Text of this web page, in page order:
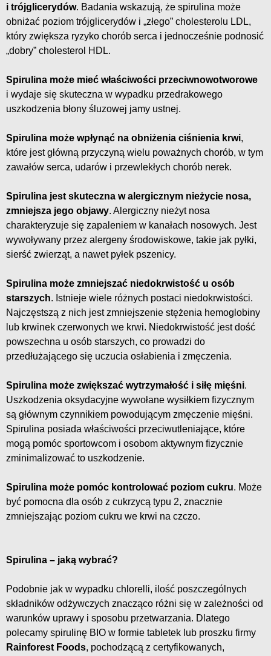
i trójglicerydów. Badania wskazują, że spirulina może
obniżać poziom trójglicerydów i „złego” cholesterolu LDL,
który zwiększa ryzyko chorób serca i jednocześnie podnosić
„dobry” cholesterol HDL.
Spirulina może mieć właściwości przeciwnowotworowe
i wydaje się skuteczna w wypadku przedrakowego
uszkodzenia błony śluzowej jamy ustnej.
Spirulina może wpłynąć na obniżenia ciśnienia krwi,
które jest główną przyczyną wielu poważnych chorób, w tym
zawałów serca, udarów i przewlekłych chorób nerek.
Spirulina jest skuteczna w alergicznym nieżycie nosa,
zmniejsza jego objawy. Alergiczny nieżyt nosa
charakteryzuje się zapaleniem w kanałach nosowych. Jest
wywoływany przez alergeny środowiskowe, takie jak pyłki,
sierść zwierząt, a nawet pyłek pszenicy.
Spirulina może zmniejszać niedokrwistość u osób
starszych. Istnieje wiele różnych postaci niedokrwistości.
Najczęstszą z nich jest zmniejszenie stężenia hemoglobiny
lub krwinek czerwonych we krwi. Niedokrwistość jest dość
powszechna u osób starszych, co prowadzi do
przedłużającego się uczucia osłabienia i zmęczenia.
Spirulina może zwiększać wytrzymałość i siłę mięśni.
Uszkodzenia oksydacyjne wywołane wysiłkiem fizycznym
są głównym czynnikiem powodującym zmęczenie mięśni.
Spirulina posiada właściwości przeciwutleniające, które
mogą pomóc sportowcom i osobom aktywnym fizycznie
zminimalizować to uszkodzenie.
Spirulina może pomóc kontrolować poziom cukru. Może
być pomocna dla osób z cukrzycą typu 2, znacznie
zmniejszając poziom cukru we krwi na czczo.
Spirulina – jaką wybrać?
Podobnie jak w wypadku chlorelli, ilość poszczególnych
składników odżywczych znacząco różni się w zależności od
warunków uprawy i sposobu przetwarzania. Dlatego
polecamy spirulinę BIO w formie tabletek lub proszku firmy
Rainforest Foods, pochodzącą z certyfikowanych,